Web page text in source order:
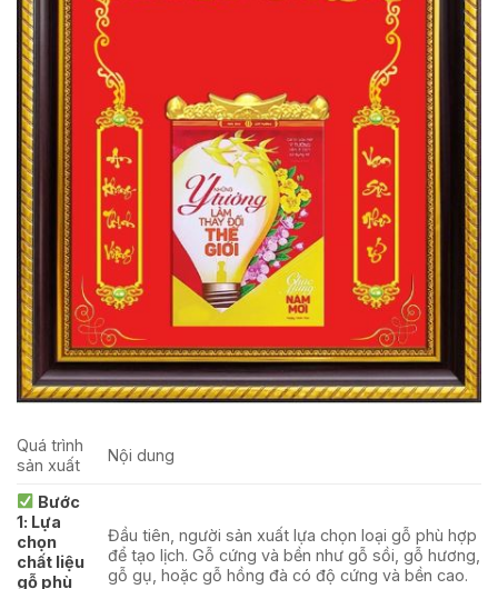
Quá trình
sản xuất
Nội dung
Bước
1: Lựa
chọn
chất liệu
gỗ phù
Đầu tiên, người sản xuất lựa chọn loại gỗ phù hợp
để tạo lịch. Gỗ cứng và bền như gỗ sồi, gỗ hương,
gỗ gụ, hoặc gỗ hồng đà có độ cứng và bền cao.